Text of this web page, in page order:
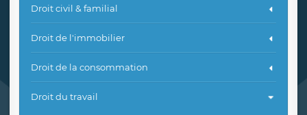
Droit civil & familial
Droit de l'immobilier
Droit de la consommation
Droit du travail